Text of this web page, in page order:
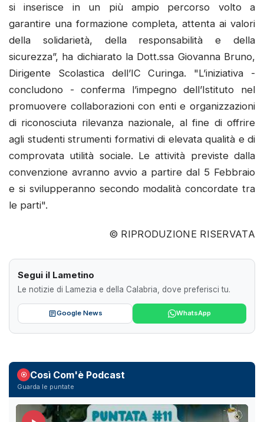
si inserisce in un più ampio percorso volto a
garantire una formazione completa, attenta ai valori
della solidarietà, della responsabilità e della
sicurezza”, ha dichiarato la Dott.ssa Giovanna Bruno,
Dirigente Scolastica dell’IC Curinga. "L’iniziativa -
concludono - conferma l’impegno dell’Istituto nel
promuovere collaborazioni con enti e organizzazioni
di riconosciuta rilevanza nazionale, al fine di offrire
agli studenti strumenti formativi di elevata qualità e di
comprovata utilità sociale. Le attività previste dalla
convenzione avranno avvio a partire dal 5 Febbraio
e si svilupperanno secondo modalità concordate tra
le parti".
© RIPRODUZIONE RISERVATA
Segui il Lametino
Le notizie di Lamezia e della Calabria, dove preferisci tu.
Google News WhatsApp
Così Com'è Podcast
Guarda le puntate